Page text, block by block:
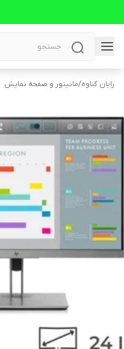
رایان گناوه/مانیتور و صفحه نمایش